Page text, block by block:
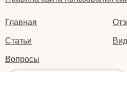
Главная
Статьи
Вопросы